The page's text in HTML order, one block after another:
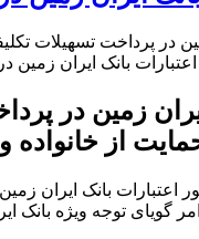
زمین در بخش تسهیلات فرزند آوری،
از
گویای توجه ویژه